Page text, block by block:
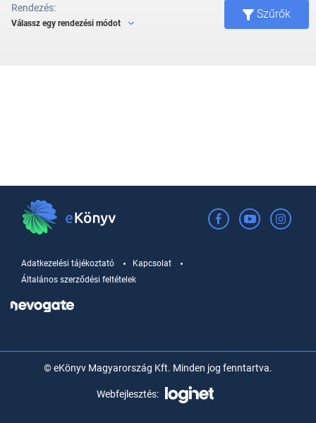
Rendezés:
Válassz egy rendezési módot
Szűrők
Adatkezelési tájékoztató
Kapcsolat
Általános szerződési feltételek
© eKönyv Magyarország Kft. Minden jog fenntartva.
Webfejlesztés: